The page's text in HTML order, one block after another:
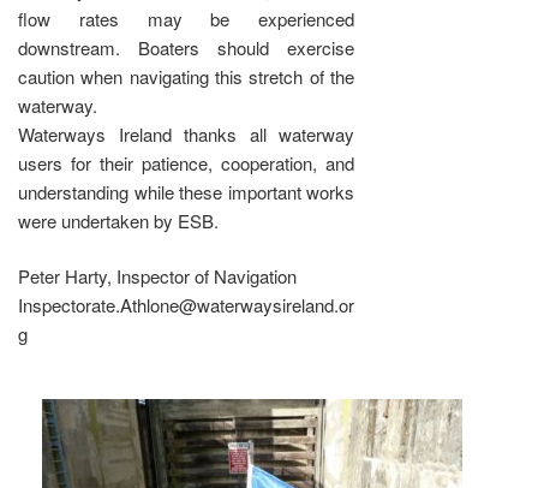
flow rates may be experienced
downstream. Boaters should exercise
caution when navigating this stretch of the
waterway.
Waterways Ireland thanks all waterway
users for their patience, cooperation, and
understanding while these important works
were undertaken by ESB.
Peter Harty, Inspector of Navigation
Inspectorate.Athlone@waterwaysireland.or
g